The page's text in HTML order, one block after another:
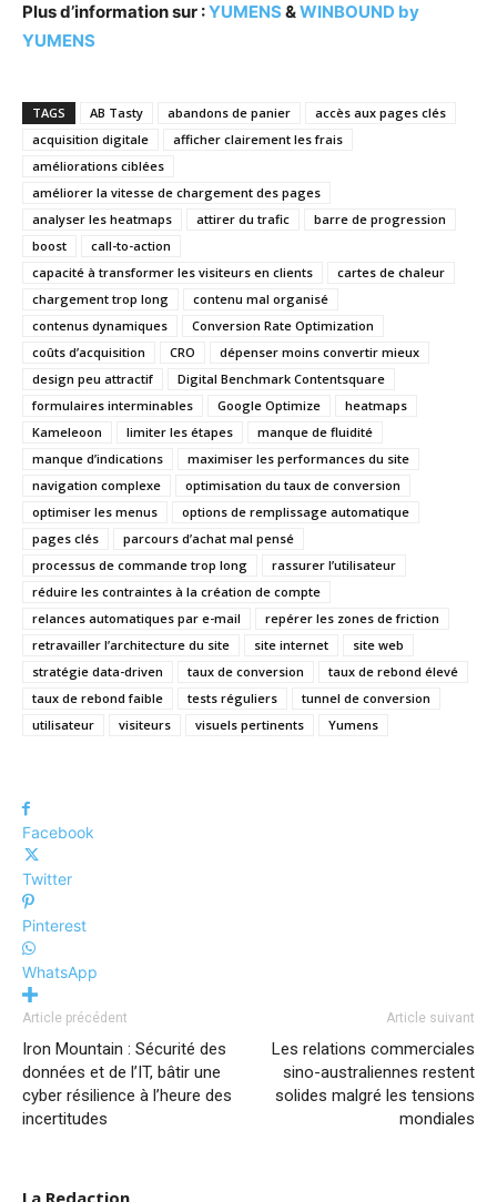
Plus d’information sur :YUMENS &WINBOUND by
YUMENS
TAGS AB Tasty abandons de panier
accès aux pages clés
acquisition digitale
afficher clairement les frais
améliorations ciblées
améliorer la vitesse de chargement des pages
analyser les heatmaps
attirer du trafic
barre de progression
boost
call-to-action
capacité à transformer les visiteurs en clients
cartes de chaleur
chargement trop long
contenu mal organisé
contenus dynamiques
Conversion Rate Optimization
coûts d’acquisition
CRO
dépenser moins convertir mieux
design peu attractif
Digital Benchmark Contentsquare
formulaires interminables
Google Optimize
heatmaps
Kameleoon
limiter les étapes
manque de fluidité
manque d’indications
maximiser les performances du site
navigation complexe
optimisation du taux de conversion
optimiser les menus
options de remplissage automatique
pages clés
parcours d’achat mal pensé
processus de commande trop long
rassurer l’utilisateur
réduire les contraintes à la création de compte
relances automatiques par e-mail
repérer les zones de friction
retravailler l’architecture du site
site internet
site web
stratégie data-driven
taux de conversion
taux de rebond élevé
taux de rebond faible
tests réguliers
tunnel de conversion
utilisateur
visiteurs visuels pertinents Yumens
Facebook
Twitter
Pinterest
WhatsApp
Article précédent
Iron Mountain : Sécurité des
données et de l’IT, bâtir une
cyber résilience à l’heure des
incertitudes
Article suivant
Les relations commerciales
sino-australiennes restent
solides malgré les tensions
mondiales